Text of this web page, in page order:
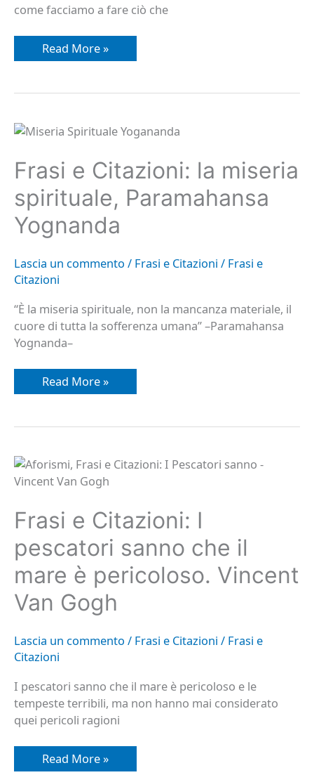
come facciamo a fare ciò che
Read More »
Frasi e Citazioni: la miseria
spirituale, Paramahansa
Yognanda
Lascia un commento / Frasi e Citazioni / Frasi e
Citazioni
“È la miseria spirituale, non la mancanza materiale, il
cuore di tutta la sofferenza umana” –Paramahansa
Yognanda–
Frasi
e
miseria
spirituale,
Paramahansa
Yognanda
Read More »
Frasi e Citazioni: I
pescatori sanno che il
mare è pericoloso. Vincent
Van Gogh
Lascia un commento / Frasi e Citazioni / Frasi e
Citazioni
I pescatori sanno che il mare è pericoloso e le
tempeste terribili, ma non hanno mai considerato
quei pericoli ragioni
Frasi
e
Citazioni:
sanno
che
il
mare
è
pericoloso.
Vincent
Van
Gogh
Read More »